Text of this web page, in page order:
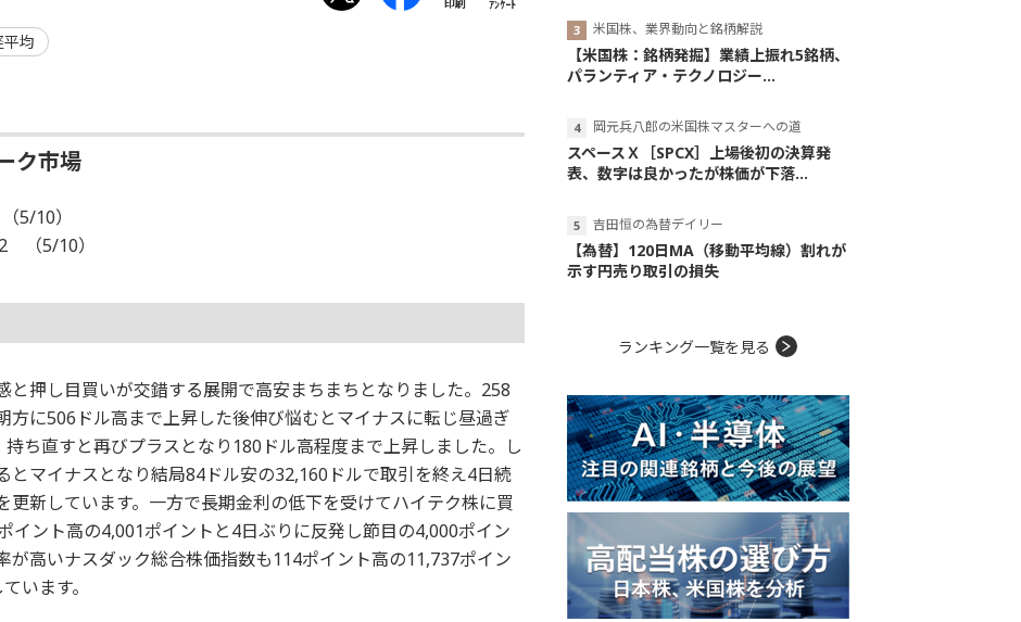
印刷 ｱﾝｹｰﾄ
平均
ク市場
10）
（5/10）
と押し目買いが交錯する展開で高安まちまちとなりました。258
方に506ドル高まで上昇した後伸び悩むとマイナスに転じ昼過ぎ
ち直すと再びプラスとなり180ドル高程度まで上昇しました。し
とマイナスとなり結局84ドル安の32,160ドルで取引を終え4日続
更新しています。一方で長期金利の低下を受けてハイテク株に買
イント高の4,001ポイントと4日ぶりに反発し節目の4,000ポイン
が高いナスダック総合株価指数も114ポイント高の11,737ポイン
います。
米国株、業界動向と銘柄解説
【米国株：銘柄発掘】業績上振れ5銘柄、
パランティア・テクノロジー...
岡元兵八郎の米国株マスターへの道
スペースＸ［SPCX］上場後初の決算発
表、数字は良かったが株価が下落...
吉田恒の為替デイリー
【為替】120日MA（移動平均線）割れが
示す円売り取引の損失
ランキング一覧を見る